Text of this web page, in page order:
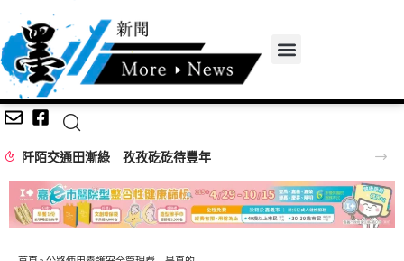
阡陌交通田漸綠 孜孜矻矻待豐年